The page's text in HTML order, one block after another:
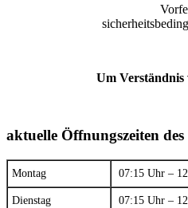
Um Verständnis
aktuelle Öffnungszeiten des
Montag 07:15 Uhr –
Dienstag 07:15 Uhr –